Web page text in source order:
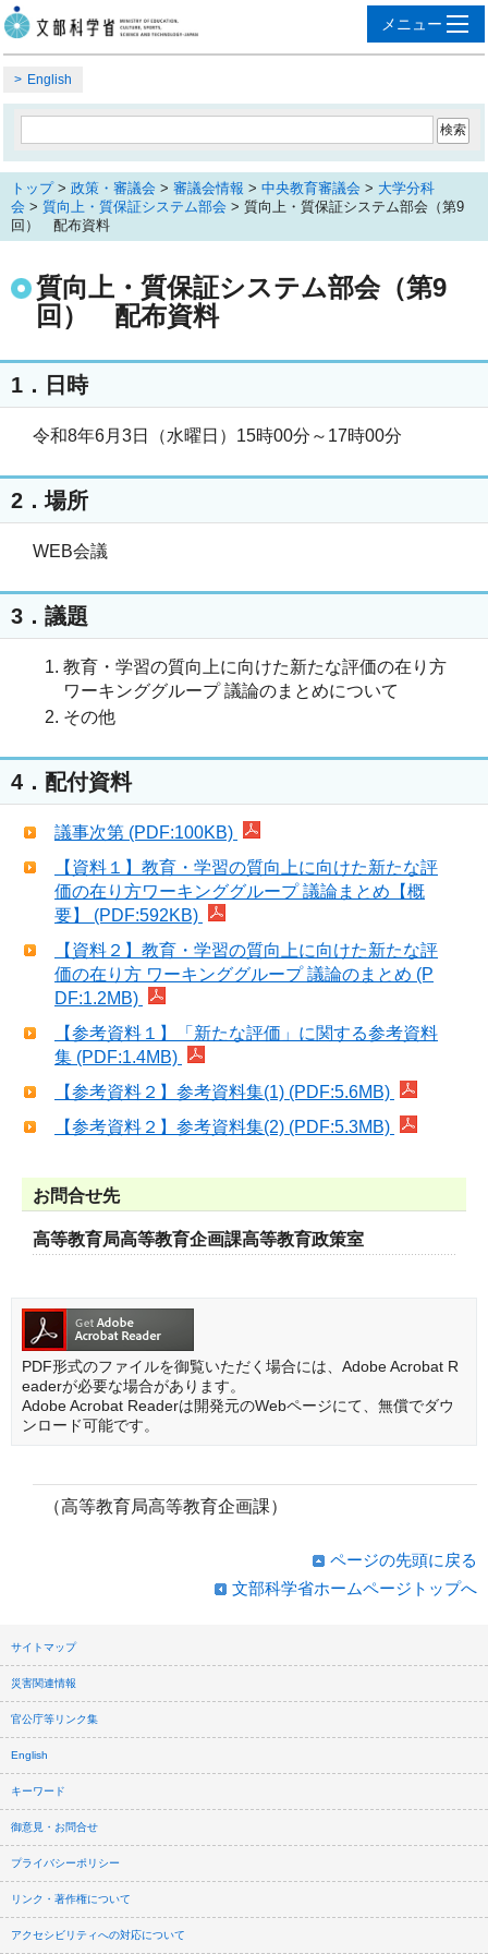
English
トップ> 政策・審議会 > 審議会情報 > 中央教育審議会 > 大学分科
会 > 質向上・質保証システム部会 > 質向上・質保証システム部会（第9
回） 配布資料
質向上・質保証システム部会（第9
回） 配布資料
1．日時
令和8年6月3日（水曜日）15時00分～17時00分
2．場所
WEB会議
3．議題
教育・学習の質向上に向けた新たな評価の在り方
ワーキンググループ 議論のまとめについて
その他
4．配付資料
議事次第 (PDF:100KB)
【資料１】教育・学習の質向上に向けた新たな評
価の在り方ワーキンググループ 議論まとめ【概
要】 (PDF:592KB)
【資料２】教育・学習の質向上に向けた新たな評
価の在り方 ワーキンググループ 議論のまとめ (P
DF:1.2MB)
【参考資料１】「新たな評価」に関する参考資料
集 (PDF:1.4MB)
【参考資料２】参考資料集(1) (PDF:5.6MB)
【参考資料２】参考資料集(2) (PDF:5.3MB)
お問合せ先
高等教育局高等教育企画課高等教育政策室
PDF形式のファイルを御覧いただく場合には、Adobe Acrobat R
eaderが必要な場合があります。
Adobe Acrobat Readerは開発元のWebページにて、無償でダウ
ンロード可能です。
（高等教育局高等教育企画課）
ページの先頭に戻る
文部科学省ホームページトップへ
サイトマップ
災害関連情報
官公庁等リンク集
English
キーワード
御意見・お問合せ
プライバシーポリシー
リンク・著作権について
アクセシビリティへの対応について